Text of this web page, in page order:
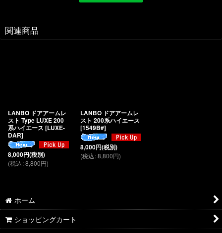
関連商品
LANBO ドアアームレ
スト Type LUXE 200
系ハイエース [LUXE-
DAR]
8,000円(税別)
(税込:8,800円)
LANBO ドアアームレ
スト 200系ハイエース
[1549B#]
8,000円(税別)
(税込:8,800円)
ホーム
ショッピングカート